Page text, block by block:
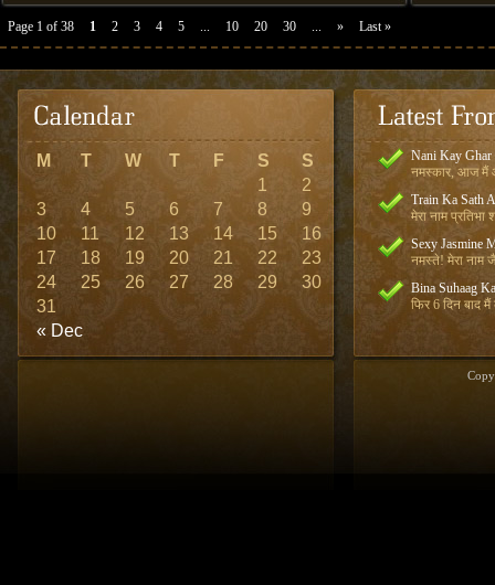
Page 1 of 38 1 2 3 4 5 ... 10 20 30 ... » Last »
M T W T F S S
« Dec
1
2
3
4 5 6 7 8
9
10
11 12 13 14 15
16
17
18 19 20 21 22
23
24
25 26 27 28 29
30
31
Nani Kay Ghar
नमस्कार, आज मैं
Train Ka Sath
मेरा नाम प्रतिभा
Sexy Jasmine
नमस्ते! मेरा नाम
Bina Suhaag
फिर 6 दिन बाद